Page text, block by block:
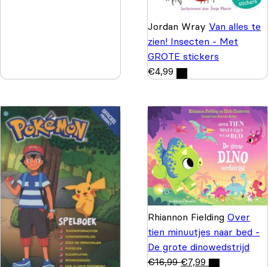
Jordan Wray Van alles te
zien! Insecten - Met
GROTE stickers
€4,99
Rhiannon Fielding Over
tien minuutjes naar bed -
De grote dinowedstrijd
€16,99 €7,99